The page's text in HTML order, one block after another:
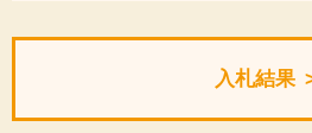
入札結果